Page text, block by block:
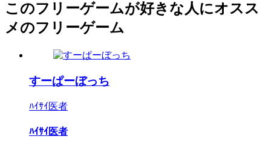
このフリーゲームが好きな人にオスス
メのフリーゲーム
すーぱーぼっち
ﾊｲｻｲ医者
ﾊｲｻｲ医者